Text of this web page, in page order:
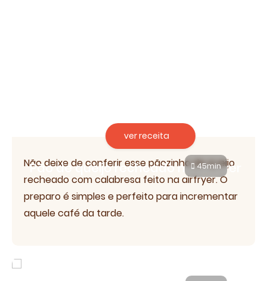
Pão de queijo recheado na airfryer
45min
ver receita
Não deixe de conferir esse pãozinho de queijo
recheado com calabresa feito na airfryer. O
preparo é simples e perfeito para incrementar
aquele café da tarde.